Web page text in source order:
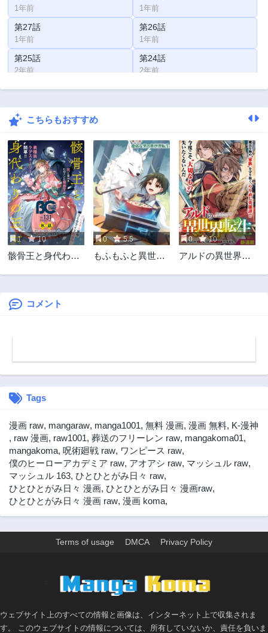
1年前 1年前
第27話
1年前
第26話
1年前
第25話
2年前
第24話
2年前
第23話 第22話
第21話
第19話
2年前
第18話
2年前
第17話
2年前
第16話
2年前
第15話
2年前
第14話
2年前
第13話
2年前
第12話
2年前
第11話 第10話
第9話
第3話
第1話
2年前
こちらもおすすめ
1 10
骸骨王と身代わり
0 5.5
もふもふと異世界
0 10
アルドの異世界転
コメント
Tags
漫画 raw, mangaraw, manga1001, 無料 漫画, 漫画 無料, K-漫神
, raw 漫画, raw1001, 葬送のフリーレン raw, mangakoma01,
mangakoma, 呪術廻戦 raw, ワンピース raw,
僕のヒーローアカデミア raw, アオアシ raw, マッシュル raw,
マッシュル 163, ひとひとがみ日々 raw,
ひとひとがみ日々 漫画, ひとひとがみ日々 漫画raw,
ひとひとがみ日々 漫画 raw, 漫画 koma,
Terms of usage DMCA Privacy Policy
ウェブサイト上のすべての情報と画像は、インターネット上で収集されま
す。 このウェブサイトの情報については、所有していないか、責任を負いま